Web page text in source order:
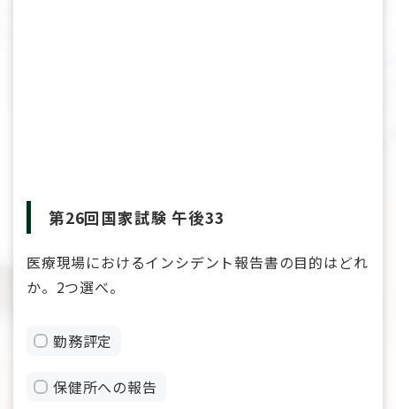
第26回国家試験 午後33
医療現場におけるインシデント報告書の目的はどれ
か。2つ選べ。
勤務評定
保健所への報告